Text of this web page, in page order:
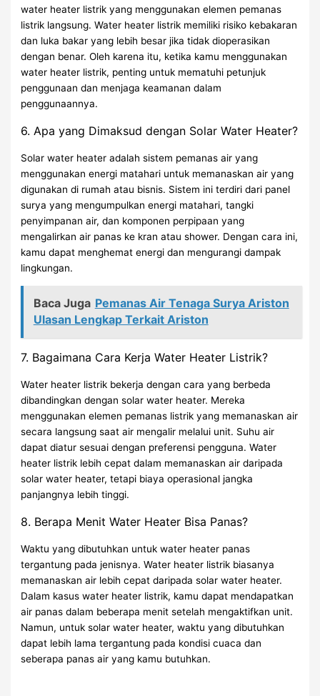
water heater listrik yang menggunakan elemen pemanas
listrik langsung. Water heater listrik memiliki risiko kebakaran
dan luka bakar yang lebih besar jika tidak dioperasikan
dengan benar. Oleh karena itu, ketika kamu menggunakan
water heater listrik, penting untuk mematuhi petunjuk
penggunaan dan menjaga keamanan dalam
penggunaannya.
6. Apa yang Dimaksud dengan Solar Water Heater?
Solar water heater adalah sistem pemanas air yang
menggunakan energi matahari untuk memanaskan air yang
digunakan di rumah atau bisnis. Sistem ini terdiri dari panel
surya yang mengumpulkan energi matahari, tangki
penyimpanan air, dan komponen perpipaan yang
mengalirkan air panas ke kran atau shower. Dengan cara ini,
kamu dapat menghemat energi dan mengurangi dampak
lingkungan.
Baca Juga Pemanas Air Tenaga Surya Ariston
Ulasan Lengkap Terkait Ariston
7. Bagaimana Cara Kerja Water Heater Listrik?
Water heater listrik bekerja dengan cara yang berbeda
dibandingkan dengan solar water heater. Mereka
menggunakan elemen pemanas listrik yang memanaskan air
secara langsung saat air mengalir melalui unit. Suhu air
dapat diatur sesuai dengan preferensi pengguna. Water
heater listrik lebih cepat dalam memanaskan air daripada
solar water heater, tetapi biaya operasional jangka
panjangnya lebih tinggi.
8. Berapa Menit Water Heater Bisa Panas?
Waktu yang dibutuhkan untuk water heater panas
tergantung pada jenisnya. Water heater listrik biasanya
memanaskan air lebih cepat daripada solar water heater.
Dalam kasus water heater listrik, kamu dapat mendapatkan
air panas dalam beberapa menit setelah mengaktifkan unit.
Namun, untuk solar water heater, waktu yang dibutuhkan
dapat lebih lama tergantung pada kondisi cuaca dan
seberapa panas air yang kamu butuhkan.